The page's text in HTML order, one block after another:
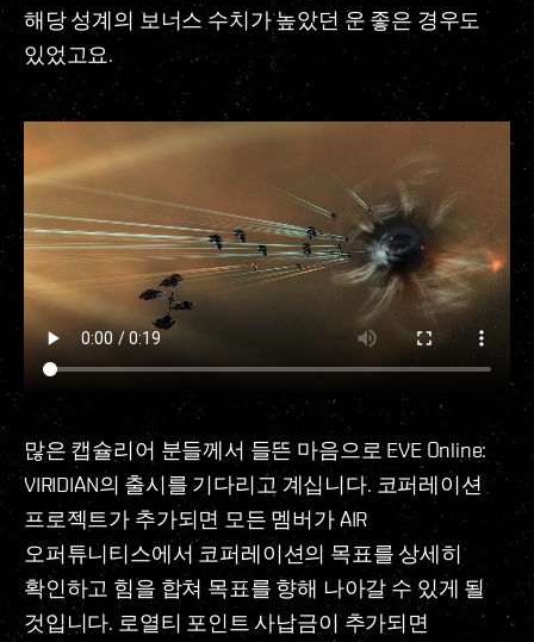
해당 성계의 보너스 수치가 높았던 운 좋은 경우도
있었고요.
많은 캡슐리어 분들께서 들뜬 마음으로 EVE Online:
VIRIDIAN의 출시를 기다리고 계십니다. 코퍼레이션
프로젝트가 추가되면 모든 멤버가 AIR
오퍼튜니티스에서 코퍼레이션의 목표를 상세히
확인하고 힘을 합쳐 목표를 향해 나아갈 수 있게 될
것입니다. 로열티 포인트 사납금이 추가되면